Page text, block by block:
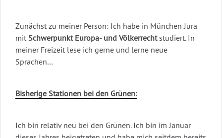
Zunächst zu meiner Person: Ich habe in München Jura
mit Schwerpunkt Europa- und Völkerrechtstudiert. In
meiner Freizeit lese ich gerne und lerne neue
Sprachen…
Bisherige Stationen bei den Grünen:
Ich bin relativ neu bei den Grünen. Ich bin im Januar